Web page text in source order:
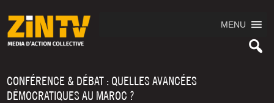
MENU
CONFÉRENCE & DÉBAT : QUELLES AVANCÉES
DÉMOCRATIQUES AU MAROC ?